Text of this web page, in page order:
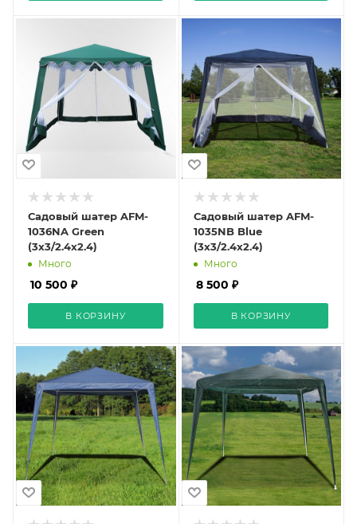
Садовый шатер AFM-
1036NA Green
(3x3/2.4x2.4)
Много
10 500 ₽
В КОРЗИНУ
Садовый шатер AFM-
1035NB Blue
(3x3/2.4x2.4)
Много
8 500 ₽
В КОРЗИНУ